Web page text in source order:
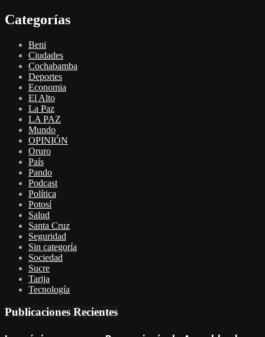
Categorías
Beni
Ciudades
Cochabamba
Deportes
Economia
El Alto
La Paz
LA PAZ
Mundo
OPINIÓN
Oruro
País
Pando
Podcast
Política
Potosí
Salud
Santa Cruz
Seguridad
Sin categoría
Sociedad
Sucre
Tarija
Tecnología
Publicaciones Recientes